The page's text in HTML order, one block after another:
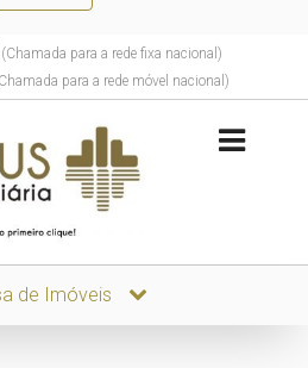
para a rede fixa nacional)
para a rede móvel nacional)
de Imóveis